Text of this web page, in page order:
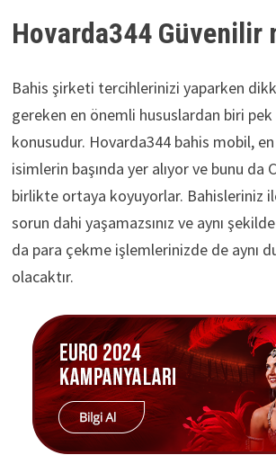
Hovarda344 Güvenilir
Bahis şirketi tercihlerinizi yaparken
gereken en önemli hususlardan biri
konusudur. Hovarda344 bahis mobil,
isimlerin başında yer alıyor ve bunu da
birlikte ortaya koyuyorlar. Bahisleriniz
sorun dahi yaşamazsınız ve aynı
da para çekme işlemlerinizde de aynı
olacaktır.